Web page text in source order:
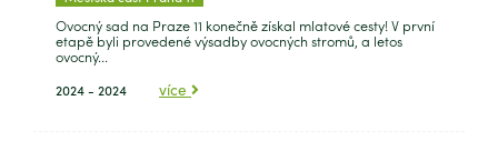
Ovocný sad na Praze 11 konečně získal mlatové cesty! V první
etapě byli provedené výsadby ovocných stromů, a letos
ovocný...
2024 - 2024 více